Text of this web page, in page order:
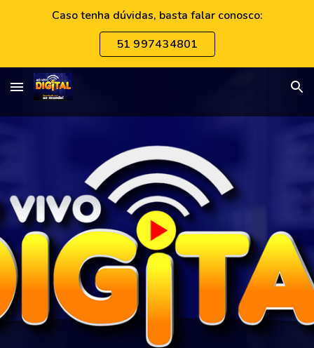
Caso tenha dúvidas, basta falar conosco:
51 997434801